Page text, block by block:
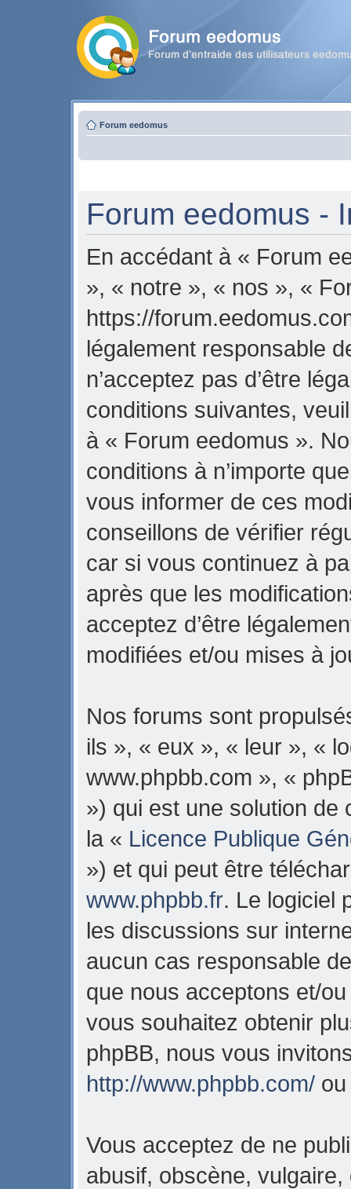
Forum eedomus
Forum eedomus -
En accédant à « Forum
», « notre », « nos », «
https://
légalement responsable
n’acceptez pas d’être
conditions suivantes,
à « Forum eedomus ».
conditions à n’importe
vous informer de ces
conseillons de vérifier
car si vous continuez à
après que les
acceptez d’être
modifiées et/ou mises à
Nos forums sont
ils », « eux », « leur », «
www.phpbb.com », «
») qui est une solution de
la « Licence Publique
») et qui peut être
www.phpbb.fr. Le logiciel
les discussions sur
aucun cas responsable
que nous acceptons et/
vous souhaitez obtenir
phpBB, nous vous
http://www.phpbb.com/
Vous acceptez de ne
abusif, obscène,